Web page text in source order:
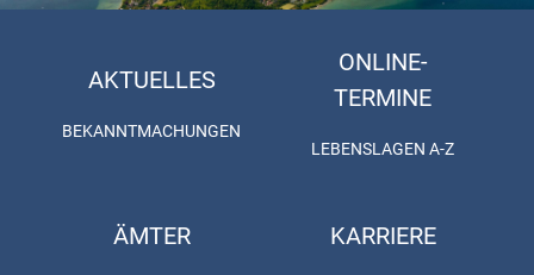
AKTUELLES
BEKANNTMACHUNGEN
ONLINE-
TERMINE
LEBENSLAGEN A-Z
ÄMTER KARRIERE